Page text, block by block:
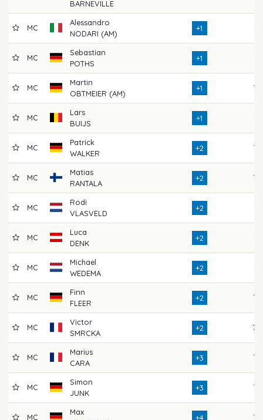
BARNEVILLE
MC
Alessandro
NODARI (AM)
+1 74
MC
Sebastian
POTHS
+1 71
MC
Martin
OBTMEIER (AM)
+1 73
MC
Lars
BUIJS
+1 74
MC
Patrick
WALKER
+2 73
MC
Matias
RANTALA
+2 73
MC
Rodi
VLASVELD
+2 74
MC
Luca
DENK
+2 71
MC
Michael
WEDEMA
+2 74
MC
Finn
FLEER
+2 75
MC
Victor
SMRCKA
+2 70
MC
Marius
CARA
+3 73
MC
Simon
JUNK
+3 76
MC
Max
+4 77